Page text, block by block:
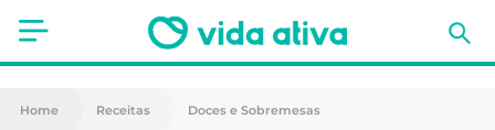
Saúde
Home Receitas Doces e Sobremesas